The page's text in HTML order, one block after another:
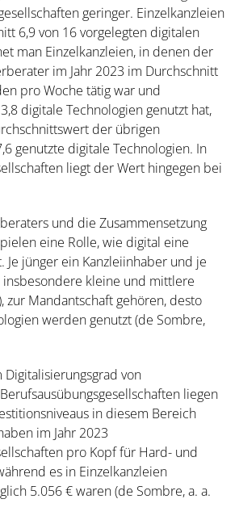
geringer. Einzelkanzleien
6,9 von 16 vorgelegten digitalen
man Einzelkanzleien, in denen der
im Jahr 2023 im Durchschnitt
pro Woche tätig war und
digitale Technologien genutzt hat,
der übrigen
genutzte digitale Technologien. In
liegt der Wert hingegen bei
und die Zusammensetzung
eine Rolle, wie digital eine
Je jünger ein Kanzleiinhaber und je
kleine und mittlere
zur Mandantschaft gehören, desto
werden genutzt (de Sombre,
von
liegen
in diesem Bereich
im Jahr 2023
pro Kopf für Hard- und
es in Einzelkanzleien
5.056 € waren (de Sombre, a. a.